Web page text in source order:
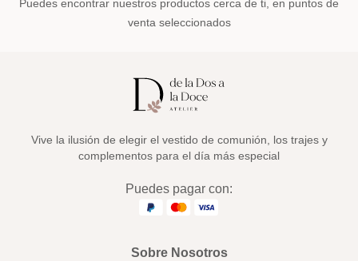
Puedes encontrar nuestros productos cerca de ti, en puntos de
venta seleccionados
Vive la ilusión de elegir el vestido de comunión, los trajes y
complementos para el día más especial
Puedes pagar con:
Sobre Nosotros